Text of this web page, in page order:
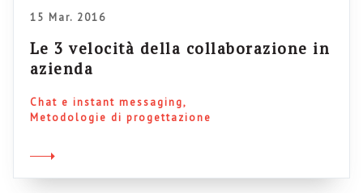
15 Mar. 2016
Le 3 velocità della collaborazione in
azienda
Chat e instant messaging
Metodologie di progettazione